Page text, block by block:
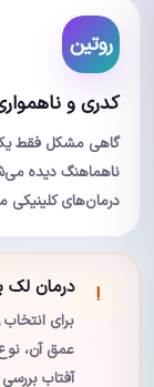
روتین
کدری و
گاهی مشکل فقط
ناهماهنگ دیده
درمان‌های کلینیکی
! درمان لک
برای
عمق آن،
آفتاب